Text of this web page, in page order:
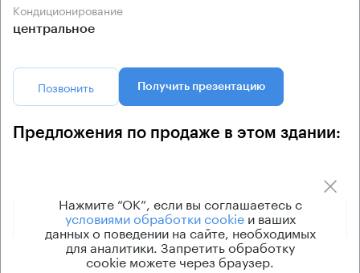
Кондиционирование
центральное
Позвонить Получить презентацию
Предложения по продаже в этом здании:
Этаж
2580 м² 451 500 000 ₽
3180 м² 508 800 000 ₽
Нажмите “ОК”, если вы соглашаетесь с
условиями обработки cookieи ваших
данных о поведении на сайте, необходимых
для аналитики. Запретить обработку
cookie можете через браузер.